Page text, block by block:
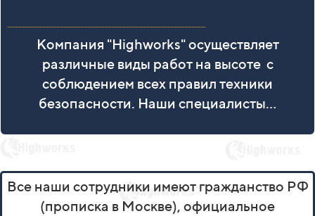
Компания "Highworks" осуществляет
различные виды работ на высоте с
соблюдением всех правил техники
безопасности. Наши специалисты...
Все наши сотрудники имеют гражданство РФ
(прописка в Москве), официальное